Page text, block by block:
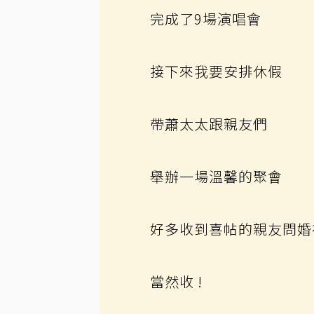
完成了9場演唱會
接下來我要安排休假
帶蕭太太跟親友們
舉辦一場溫馨的聚會
好多收到喜帖的親友問
當然收 !